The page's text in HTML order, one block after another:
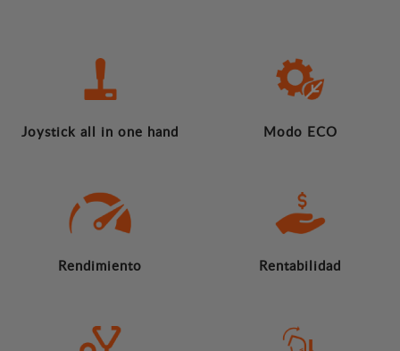
Joystick all in one hand Modo ECO
Rendimiento Rentabilidad